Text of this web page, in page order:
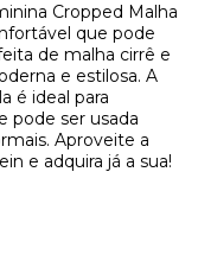
Cropped Malha
que pode
de malha cirrê e
e estilosa. A
é ideal para
pode ser usada
Aproveite a
e adquira já a sua!